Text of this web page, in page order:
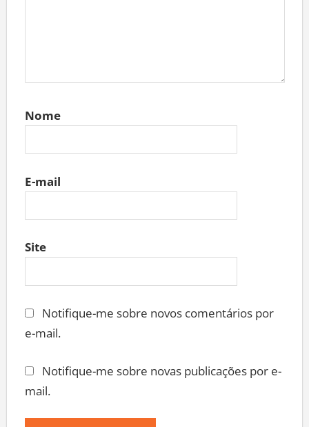
Nome
E-mail
Site
Notifique-me sobre novos comentários por
e-mail.
Notifique-me sobre novas publicações por e-
mail.